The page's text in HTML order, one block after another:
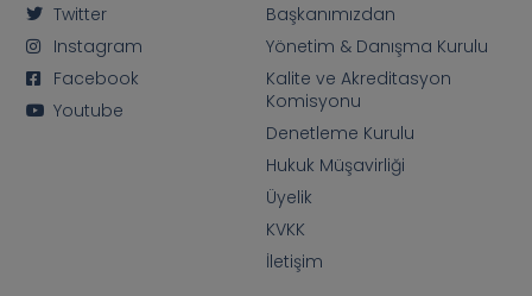
Başkanımızdan
Yönetim & Danışma Kurulu
Kalite ve Akreditasyon
Komisyonu
Denetleme Kurulu
Hukuk Müşavirliği
Üyelik
KVKK
İletişim
Twitter
Instagram
Facebook
Youtube